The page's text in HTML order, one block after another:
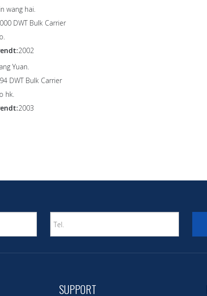
wang hai.
DWT Bulk Carrier
2002
Yuan.
DWT Bulk Carrier
hk.
2003
SUPPORT